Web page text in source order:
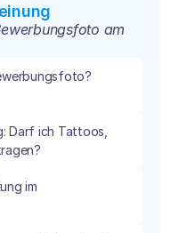
am
Darf ich Tattoos,
im